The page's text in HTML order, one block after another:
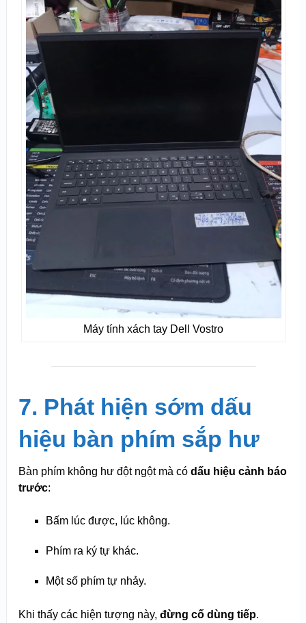
Máy tính xách tay Dell Vostro
7. Phát hiện sớm dấu
hiệu bàn phím sắp hư
Bàn phím không hư đột ngột mà có dấu hiệu cảnh báo
trước:
Bấm lúc được, lúc không.
Phím ra ký tự khác.
Một số phím tự nhảy.
Khi thấy các hiện tượng này, đừng cố dùng tiếp.